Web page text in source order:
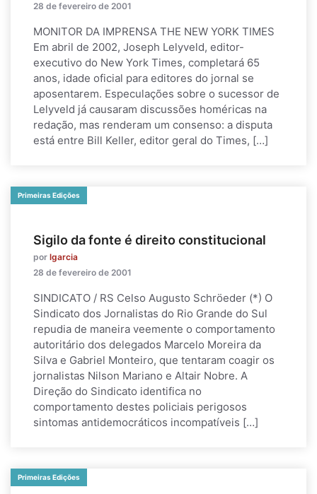
28 de fevereiro de 2001
MONITOR DA IMPRENSA THE NEW YORK TIMES
Em abril de 2002, Joseph Lelyveld, editor-
executivo do New York Times, completará 65
anos, idade oficial para editores do jornal se
aposentarem. Especulações sobre o sucessor de
Lelyveld já causaram discussões homéricas na
redação, mas renderam um consenso: a disputa
está entre Bill Keller, editor geral do Times, […]
Primeiras Edições
Sigilo da fonte é direito constitucional
por lgarcia
28 de fevereiro de 2001
SINDICATO / RS Celso Augusto Schröeder (*) O
Sindicato dos Jornalistas do Rio Grande do Sul
repudia de maneira veemente o comportamento
autoritário dos delegados Marcelo Moreira da
Silva e Gabriel Monteiro, que tentaram coagir os
jornalistas Nilson Mariano e Altair Nobre. A
Direção do Sindicato identifica no
comportamento destes policiais perigosos
sintomas antidemocráticos incompatíveis […]
Primeiras Edições